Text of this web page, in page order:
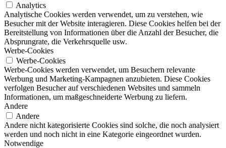
Analytics
Analytische Cookies werden verwendet, um zu verstehen, wie
Besucher mit der Website interagieren. Diese Cookies helfen bei der
Bereitstellung von Informationen über die Anzahl der Besucher, die
Absprungrate, die Verkehrsquelle usw.
Werbe-Cookies
Werbe-Cookies
Werbe-Cookies werden verwendet, um Besuchern relevante
Werbung und Marketing-Kampagnen anzubieten. Diese Cookies
verfolgen Besucher auf verschiedenen Websites und sammeln
Informationen, um maßgeschneiderte Werbung zu liefern.
Andere
Andere
Andere nicht kategorisierte Cookies sind solche, die noch analysiert
werden und noch nicht in eine Kategorie eingeordnet wurden.
Notwendige